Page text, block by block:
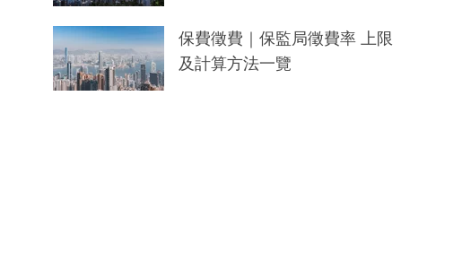
保費徵費｜保監局徵費率 上限
及計算方法一覽